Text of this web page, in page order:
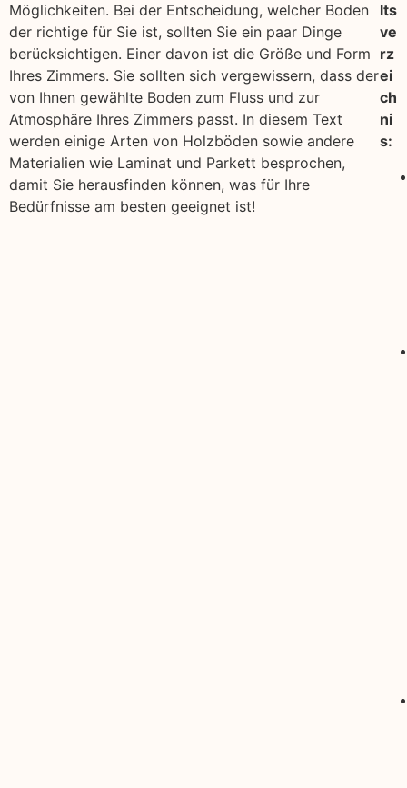
Möglichkeiten. Bei der Entscheidung, welcher Boden
der richtige für Sie ist, sollten Sie ein paar Dinge
berücksichtigen. Einer davon ist die Größe und Form
Ihres Zimmers. Sie sollten sich vergewissern, dass der
von Ihnen gewählte Boden zum Fluss und zur
Atmosphäre Ihres Zimmers passt. In diesem Text
werden einige Arten von Holzböden sowie andere
Materialien wie Laminat und Parkett besprochen,
damit Sie herausfinden können, was für Ihre
Bedürfnisse am besten geeignet ist!
lts
ve
rz
ei
ch
ni
s: